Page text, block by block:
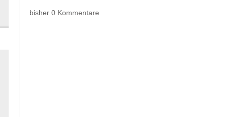
bisher 0 Kommentare